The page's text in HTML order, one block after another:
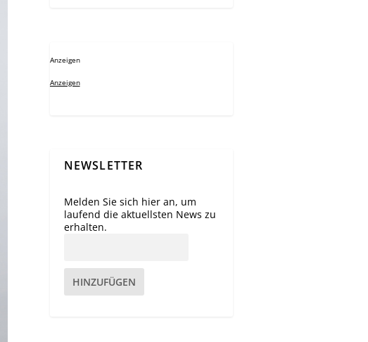
Anzeigen
Anzeigen
NEWSLETTER
Melden Sie sich hier an, um
laufend die aktuellsten News zu
erhalten.
HINZUFÜGEN